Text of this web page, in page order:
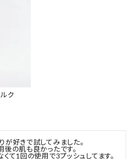
合わせ)
ク
が好きで試してみました。
後の肌も良かったです。
て1回の使用で3プッシュしてます。